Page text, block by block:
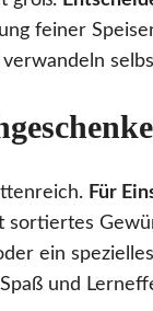
feiner
Für
ein
und